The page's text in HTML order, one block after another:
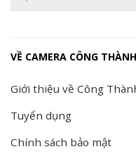
VỀ CAMERA CÔNG THÀNH
Giới thiệu về Công
Tuyển dụng
Chính sách bảo mật